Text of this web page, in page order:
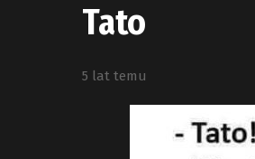
Tato
5 lat temu